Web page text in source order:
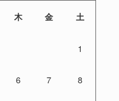
木 金 土
1
6 7 8